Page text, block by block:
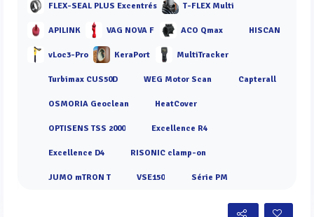
FLEX-SEAL PLUS Excentrés T-FLEX Multi
APILINK VAG NOVA F ACO Qmax HISCAN
vLoc3-Pro KeraPort MultiTracker
Turbimax CUS50D WEG Motor Scan Capterall
OSMORIA Geoclean HeatCover
OPTISENS TSS 2000 Excellence R4
Excellence D4 RISONIC clamp-on
JUMO mTRON T VSE150 Série PM